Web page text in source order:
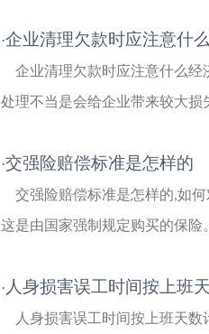
·企业清理欠款时应注意什么
企业清理欠款时应注意什么
处理不当是会给企业带来较大
·交强险赔偿标准是怎样的
交强险赔偿标准是怎样的,如
这是由国家强制规定购买的保
· 人身损害误工时间按上班
人身损害误工时间按上班天